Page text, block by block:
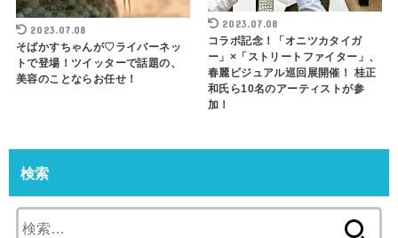
2023.07.08
そばかすちゃんが♡ライバーネッ
トで登場！ツイッターで話題の、
美容のことならお任せ！
2023.07.08
コラボ記念！「オニツカタイガ
ー」×「ストリートファイター」、
春麗ビジュアル巡回展開催！ 桂正
和氏ら10名のアーティストが参
加！
検索